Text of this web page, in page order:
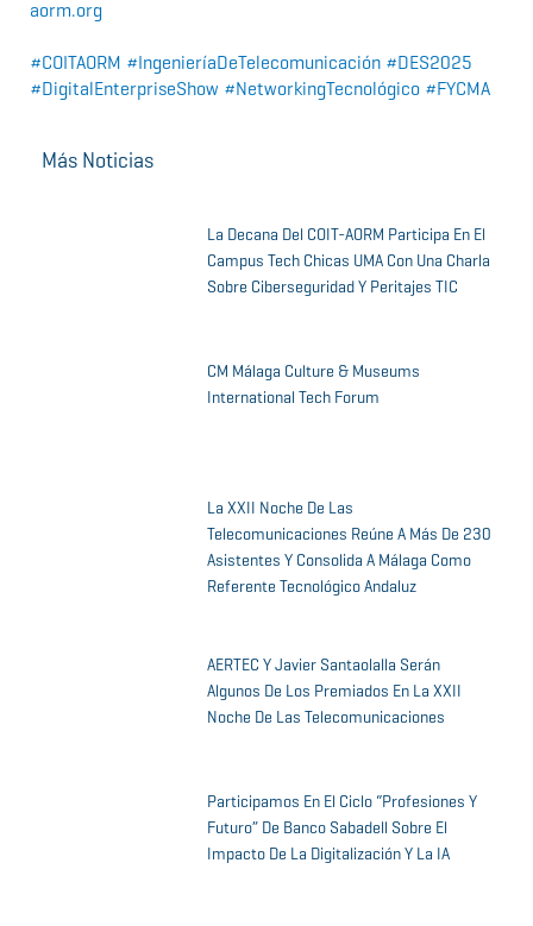
aorm.org
#COITAORM #IngenieríaDeTelecomunicación #DES2025
#DigitalEnterpriseShow #NetworkingTecnológico #FYCMA
Más Noticias
La Decana Del COIT-AORM Participa En El
Campus Tech Chicas UMA Con Una Charla
Sobre Ciberseguridad Y Peritajes TIC
CM Málaga Culture & Museums
International Tech Forum
La XXII Noche De Las
Telecomunicaciones Reúne A Más De 230
Asistentes Y Consolida A Málaga Como
Referente Tecnológico Andaluz
AERTEC Y Javier Santaolalla Serán
Algunos De Los Premiados En La XXII
Noche De Las Telecomunicaciones
Participamos En El Ciclo “Profesiones Y
Futuro” De Banco Sabadell Sobre El
Impacto De La Digitalización Y La IA